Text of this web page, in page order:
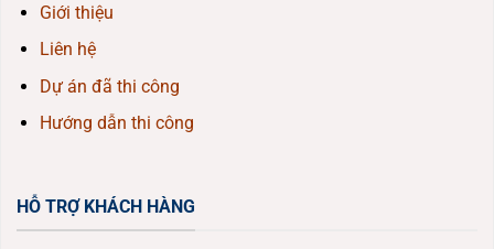
Giới thiệu
Liên hệ
Dự án đã thi công
Hướng dẫn thi công
HỖ TRỢ KHÁCH HÀNG